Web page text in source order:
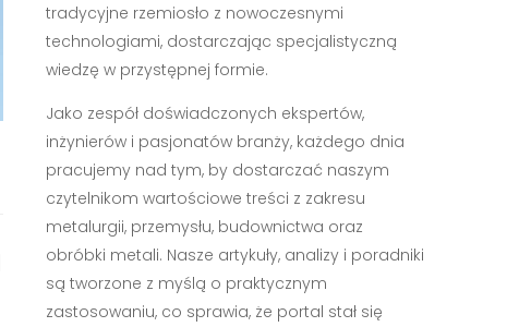
tradycyjne rzemiosło z nowoczesnymi
technologiami, dostarczając specjalistyczną
wiedzę w przystępnej formie.
Jako zespół doświadczonych ekspertów,
inżynierów i pasjonatów branży, każdego dnia
pracujemy nad tym, by dostarczać naszym
czytelnikom wartościowe treści z zakresu
metalurgii, przemysłu, budownictwa oraz
obróbki metali. Nasze artykuły, analizy i poradniki
są tworzone z myślą o praktycznym
zastosowaniu, co sprawia, że portal stał się